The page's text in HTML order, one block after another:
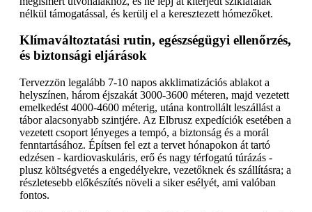
nélkül támogatással, és kerülj el a keresztezett hómezőket.
Klímaváltoztatási rutin, egészségügyi ellenőrzés,
és biztonsági eljárások
Tervezzön legalább 7-10 napos akklimatizációs ablakot a
helyszínen, három éjszakát 3000-3600 méteren, majd vezetett
emelkedést 4000-4600 méterig, utána kontrollált leszállást a
tábor alacsonyabb szintjére. Az Elbrusz expedíciók esetében a
vezetett csoport lényeges a tempó, a biztonság és a morál
fenntartásához. Építsen fel ezt a tervet hónapokon át tartó
edzésen - kardiovaskuláris, erő és nagy térfogatú túrázás -
plusz költségvetés a engedélyekre, vezetőknek és szállításra; a
részletesebb előkészítés növeli a siker esélyét, ami valóban
fontos.